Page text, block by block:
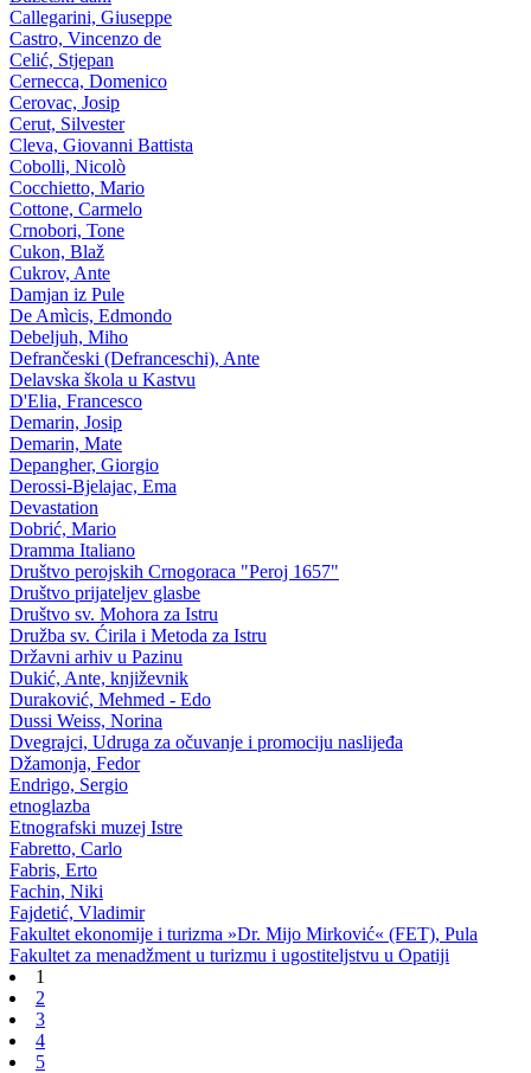
Callegarini, Giuseppe
Castro, Vincenzo de
Celić, Stjepan
Cernecca, Domenico
Cerovac, Josip
Cerut, Silvester
Cleva, Giovanni Battista
Cobolli, Nicolò
Cocchietto, Mario
Cottone, Carmelo
Crnobori, Tone
Cukon, Blaž
Cukrov, Ante
Damjan iz Pule
De Amìcis, Edmondo
Debeljuh, Miho
Defrančeski (Defranceschi), Ante
Delavska škola u Kastvu
D'Elia, Francesco
Demarin, Josip
Demarin, Mate
Depangher, Giorgio
Derossi-Bjelajac, Ema
Devastation
Dobrić, Mario
Dramma Italiano
Društvo perojskih Crnogoraca "Peroj 1657"
Društvo prijateljev glasbe
Društvo sv. Mohora za Istru
Družba sv. Ćirila i Metoda za Istru
Državni arhiv u Pazinu
Dukić, Ante, književnik
Duraković, Mehmed - Edo
Dussi Weiss, Norina
Dvegrajci, Udruga za očuvanje i promociju naslijeđa
Džamonja, Fedor
Endrigo, Sergio
etnoglazba
Etnografski muzej Istre
Fabretto, Carlo
Fabris, Erto
Fachin, Niki
Fajdetić, Vladimir
Fakultet ekonomije i turizma »Dr. Mijo Mirković« (FET), Pula
Fakultet za menadžment u turizmu i ugostiteljstvu u Opatiji
1
2
3
4
5